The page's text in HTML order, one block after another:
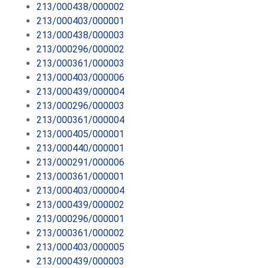
213/000438/000002
213/000403/000001
213/000438/000003
213/000296/000002
213/000361/000003
213/000403/000006
213/000439/000004
213/000296/000003
213/000361/000004
213/000405/000001
213/000440/000001
213/000291/000006
213/000361/000001
213/000403/000004
213/000439/000002
213/000296/000001
213/000361/000002
213/000403/000005
213/000439/000003